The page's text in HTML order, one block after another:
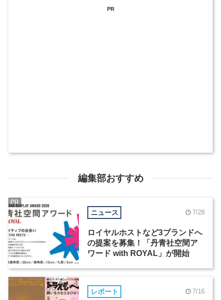
PR
編集部おすすめ
ニュース 7/28
ロイヤルホストなど3ブランドへ
の提案を募集！「丹青社空間ア
ワード with ROYAL」が開始
PR
レポート 7/16